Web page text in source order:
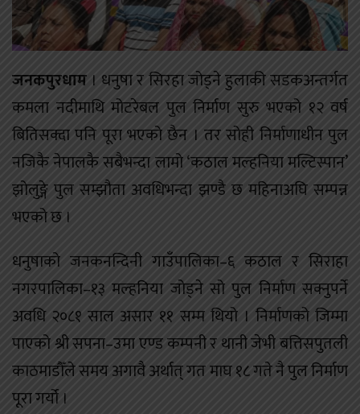
जनकपुरधाम । धनुषा र सिरहा जोड्ने हुलाकी सडकअन्तर्गत
कमला नदीमाथि मोटरेबल पुल निर्माण सुरु भएको १२ वर्ष
बितिसक्दा पनि पूरा भएको छैन । तर सोही निर्माणाधीन पुल
नजिकै नेपालकै सबैभन्दा लामो ‘कठाल मल्हनिया मल्टिस्पान’
झोलुङ्गे पुल सम्झौता अवधिभन्दा झण्डै छ महिनाअघि सम्पन्न
भएको छ ।
धनुषाको जनकनन्दिनी गाउँपालिका–६ कठाल र सिराहा
नगरपालिका–१३ मल्हनिया जोड्ने सो पुल निर्माण सक्नुपर्ने
अवधि २०८१ साल असार ११ सम्म थियो । निर्माणको जिम्मा
पाएको श्री सपना–उमा एण्ड कम्पनी र थानी जेभी बत्तिसपुतली
काठमाडौँले समय अगावै अर्थात् गत माघ १८ गते नै पुल निर्माण
पूरा गर्यो ।